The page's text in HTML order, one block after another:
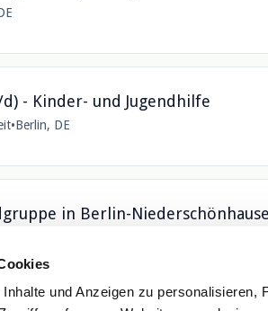
und Anzeigen zu personalisieren,
- Kinder- und Jugendhilfe
•Berlin, DE
in Berlin-
Germany